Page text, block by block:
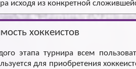
исходя из конкретной
хоккеистов
этапа турнира всем
для приобретения